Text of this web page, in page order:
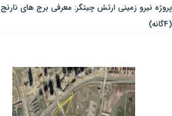
پروژه نیرو زمینی ارتش چیتگر: معرفی برج های نارنج
(4گانه)